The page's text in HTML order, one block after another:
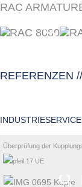
RAC
REFERENZEN //
Überprüfung der